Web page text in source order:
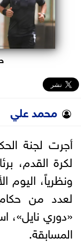
محمد علي
أجرت لجنة
لكرة القدم،
ونظرياً، اليوم
لعدد من
«دوري نايل»،
المسابقة.